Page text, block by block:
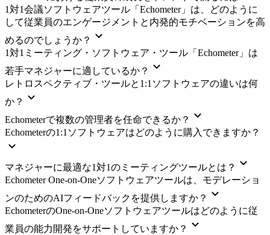
1対1会議ソフトウェアツール「Echometer」は、どのように
して従業員のエンゲージメントと内発的モチベーションを高
めるのでしょうか？
1対1ミーティング・ソフトウェア・ツール「Echometer」は
若手マネジャーに適しているか？
レトロスペクティブ・ツールと1:1ソフトウェアの違いは何
か？
Echometerで複数の管理者を任命できるか？
Echometerの1:1ソフトウェアはどのように購入できますか？
マネジャーに最適な1対1のミーティングツールとは？
Echometer One-on-Oneソフトウェアツールは、モデレーショ
ンのためのAIフィードバックを提供しますか？
EchometerのOne-on-Oneソフトウェアツールはどのように従
業員の能力開発をサポートしていますか？